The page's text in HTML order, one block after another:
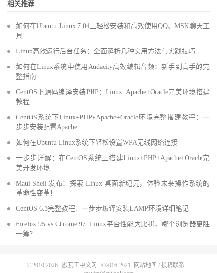
相关推荐
如何在Ubuntu Linux 7.04上轻松安装和高效使用QQ、MSN聊天工
具
Linux高效运行后台任务：全面解析几种实用方法与实践技巧
如何在Linux系统中使用Audacity高效编辑音频：新手到高手的完
整指南
CentOS下源码编译安装PHP：Linux+Apache+Oracle完美环境搭建
教程
CentOS系统下Linux+PHP+Apache+Oracle环境完整搭建教程：一
步步安装配置Apache
如何在Ubuntu Linux系统下轻松设置WPA无线网络连接
一步步详解：在CentOS系统上搭建Linux+PHP+Apache+Oracle完
美开发环境
Maui Shell 发布：探索 Linux 桌面新纪元，体验未来操作系统的
革命性变革！
CentOS 6.3完整教程：一步步编译安装LAMP环境详细笔记
Firefox 95 vs Chrome 97: Linux平台性能大比拼，哪个浏览器更胜
一筹？
© 2010-2026 搬瓦工中文网 ©2016-2021. 网站地图 / 投稿联系：